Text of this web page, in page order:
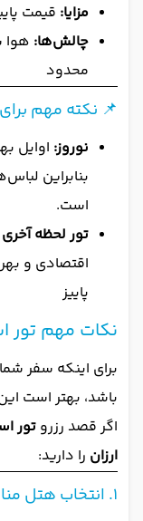
مزایا: قیمت
چالش‌ها: هوا
محدود
📌 نکته مهم
نوروز: اوایل
بنابراین
است.
تور لحظه
اقتصادی و
پاییز
نکات مهم تور
برای اینکه سفر
باشد، بهتر است
اگر قصد رزرو
ارزان را دارید:
۱. انتخاب هتل مناسب